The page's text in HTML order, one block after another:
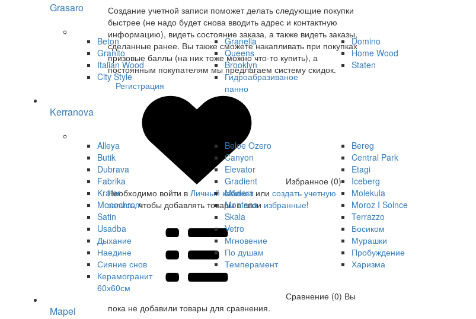
Grasaro
Beton
Granito
Italian Wood
City Style
Granella
Queens
Brooklyn
Гидроабразиваное
панно
Domino
Home Wood
Staten
Kerranova
Alleya
Butik
Dubrava
Fabrika
Krater
Monochrom
Satin
Usadba
Дыхание
Наедине
Сияние снов
Керамогранит
60х60см
Beloe Ozero
Canyon
Elevator
Gradient
Madera
Montana
Skala
Vetro
Мгновение
По душам
Темперамент
Bereg
Central Park
Etagi
Iceberg
Molekula
Moroz I Solnce
Terrazzo
Босиком
Мурашки
Пробуждение
Харизма
Mapei
Создание учетной записи поможет делать следующие покупки
быстрее (не надо будет снова вводить адрес и контактную
информацию), видеть состояние заказа, а также видеть заказы,
сделанные ранее. Вы также сможете накапливать при покупках
призовые баллы (на них тоже можно что-то купить), а
постоянным покупателям мы предлагаем систему скидок.
Регистрация
Избранное (0)
Необходимо войти в Личный кабинетили создать учетную
запись, чтобы добавлять товары в свои избранные!
Сравнение (0) Вы
пока не добавили товары для сравнения.